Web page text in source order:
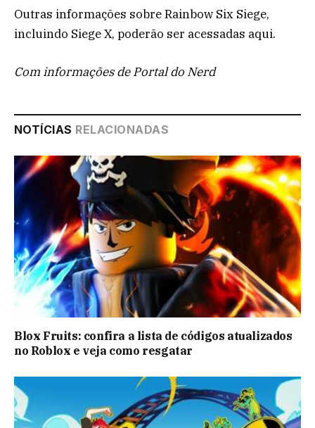
Outras informações sobre Rainbow Six Siege,
incluindo Siege X, poderão ser acessadas aqui.
Com informações de Portal do Nerd
NOTÍCIAS RELACIONADAS
Blox Fruits: confira a lista de códigos atualizados
no Roblox e veja como resgatar